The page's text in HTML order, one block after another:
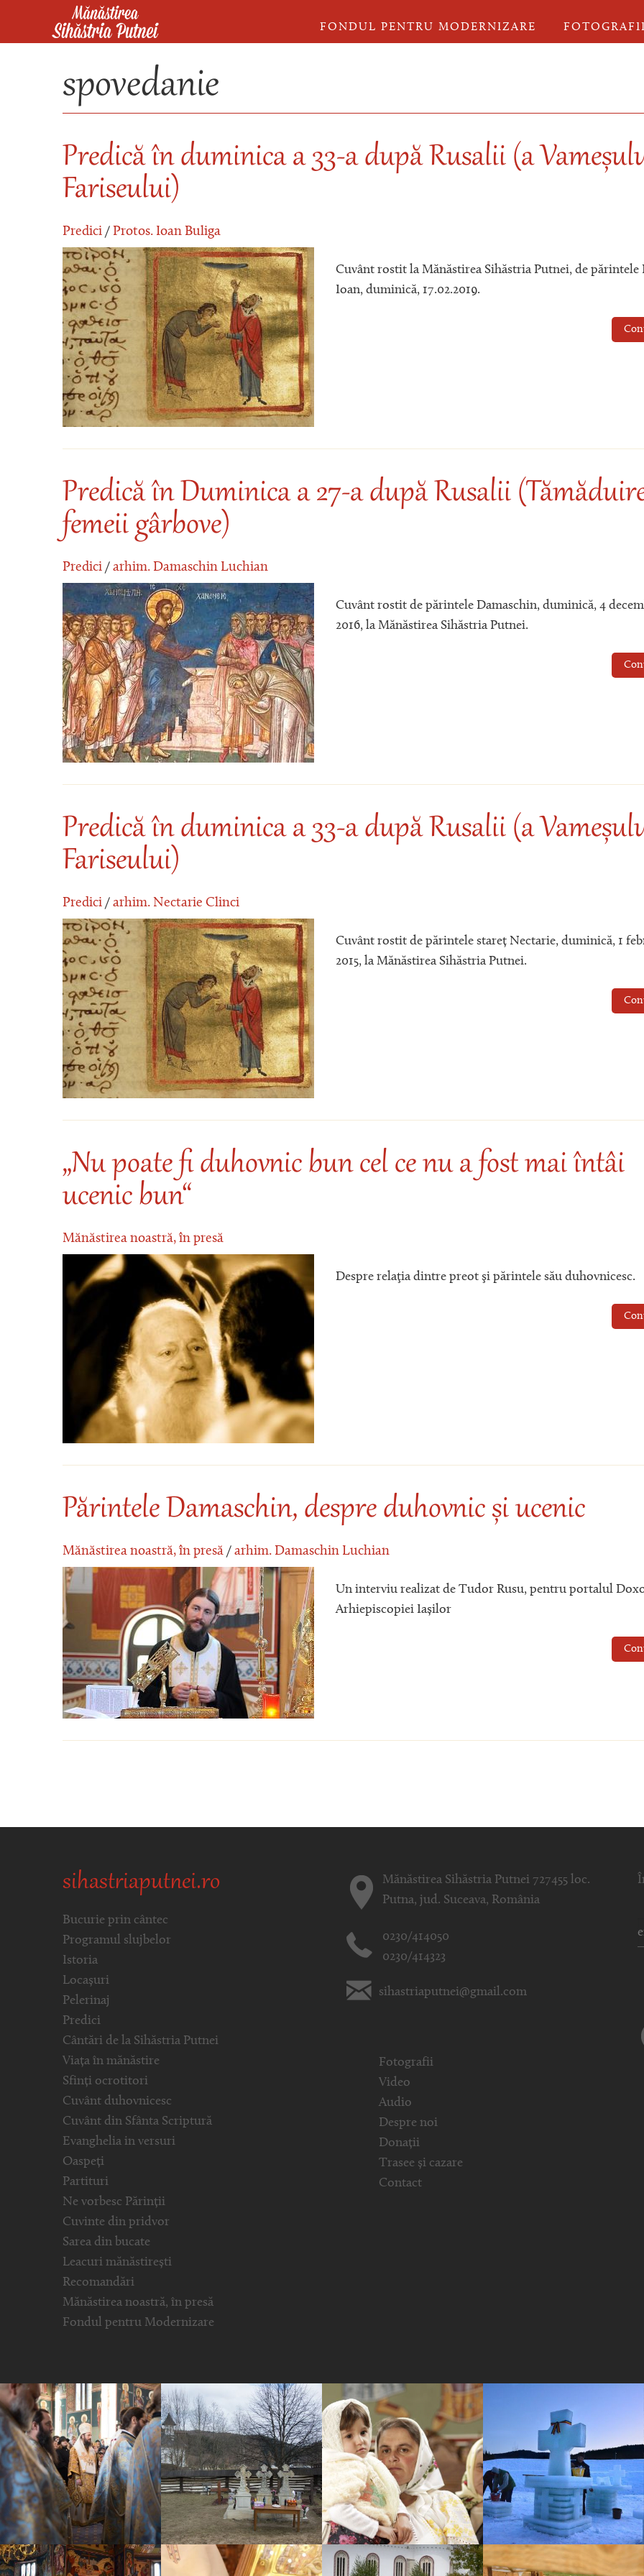
Mergi la conţinutul principal
FONDUL PENTRU MODERNIZARE FOTOGRAFII
spovedanie
Predică în duminica a 33-a după Rusalii (a
Fariseului)
Predici / Protos. Ioan Buliga
Cuvânt rostit la Mănăstirea Sihăstria Putnei, de părintele
Ioan, duminică, 17.02.2019.
Predică în Duminica a 27-a după Rusalii
femeii gârbove)
Predici / arhim. Damaschin Luchian
Cuvânt rostit de părintele Damaschin, duminică, 4
2016, la Mănăstirea Sihăstria Putnei.
Predică în duminica a 33-a după Rusalii (a
Fariseului)
Predici / arhim. Nectarie Clinci
Cuvânt rostit de părintele stareț Nectarie, duminică, 1
2015, la Mănăstirea Sihăstria Putnei.
„Nu poate fi duhovnic bun cel ce nu a fost mai întâi
ucenic bun“
Mănăstirea noastră, în presă
Despre relaţia dintre preot şi părintele său duhovnicesc.
Părintele Damaschin, despre duhovnic și ucenic
Mănăstirea noastră, în presă / arhim. Damaschin Luchian
Un interviu realizat de Tudor Rusu, pentru portalul
Arhiepiscopiei Iașilor
sihastriaputnei.ro
Bucurie prin cântec
Programul slujbelor
Istoria
Locașuri
Pelerinaj
Predici
Cântări de la Sihăstria Putnei
Viața în mănăstire
Sfinți ocrotitori
Cuvânt duhovnicesc
Cuvânt din Sfânta Scriptură
Evanghelia in versuri
Oaspeți
Partituri
Ne vorbesc Părinții
Cuvinte din pridvor
Sarea din bucate
Leacuri mănăstirești
Recomandări
Mănăstirea noastră, în presă
Fondul pentru Modernizare
Mănăstirea Sihăstria Putnei 727455 loc.
Putna, jud. Suceava, România
0230/414050
0230/414323
sihastriaputnei@gmail.com
Fotografii
Video
Audio
Despre noi
Donații
Trasee și cazare
Contact